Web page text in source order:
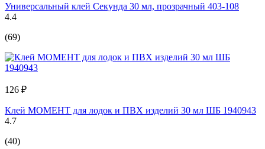
Универсальный клей Секунда 30 мл, прозрачный 403-108
4.4
(69)
126 ₽
Клей МОМЕНТ для лодок и ПВХ изделий 30 мл ШБ 1940943
4.7
(40)